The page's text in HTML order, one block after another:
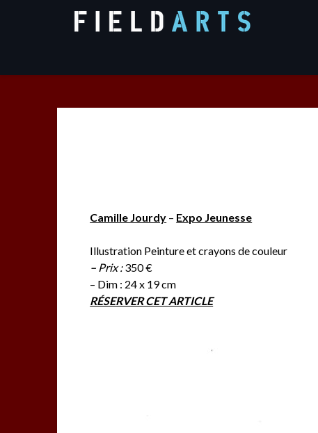
Camille Jourdy – Expo Jeunesse
Illustration Peinture et crayons de couleur
– Prix :350 €
– Dim : 24 x 19 cm
RÉSERVER CET ARTICLE